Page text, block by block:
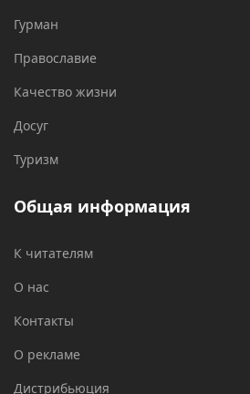
Гурман
Православие
Качество жизни
Досуг
Туризм
Общая информация
К читателям
О нас
Контакты
О рекламе
Дистрибьюция